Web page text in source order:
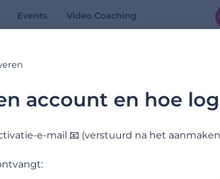
Events Video Coaching
hulp
account en hoe
e-mail 📧 (verstuurd na het